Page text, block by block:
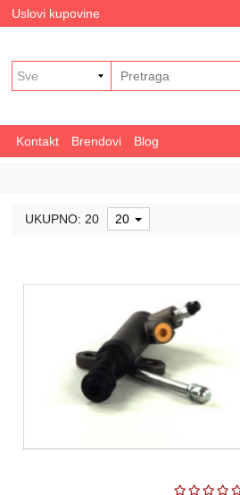
Uslovi kupovine
Kontakt Brendovi Blog
UKUPNO: 20 20